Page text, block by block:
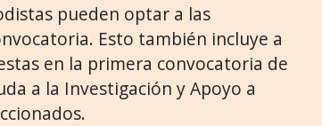
pueden optar a las
Esto también incluye a
en la primera convocatoria de
a la Investigación y Apoyo a